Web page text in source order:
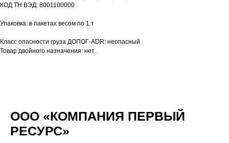
КОД ТН ВЭД: 8001100000
Упаковка: в пакетах весом по 1 т
Класс опасности груза ДОПОГ-ADR: неопасный
Товар двойного назначения: нет.
ООО «КОМПАНИЯ ПЕРВЫЙ
РЕСУРС»